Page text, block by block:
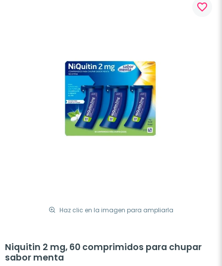
Haz clic en la imagen para ampliarla
favorite_border
Niquitin 2 mg, 60 comprimidos para chupar
sabor menta